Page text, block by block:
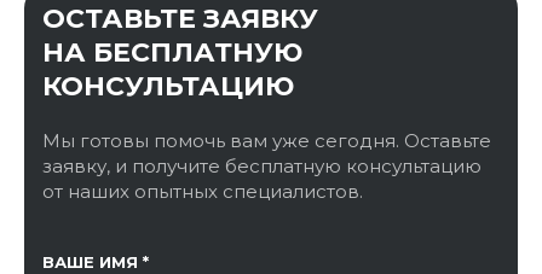
ОСТАВЬТЕ ЗАЯВКУ
НА БЕСПЛАТНУЮ
КОНСУЛЬТАЦИЮ
Мы готовы помочь вам уже сегодня. Оставьте
заявку, и получите бесплатную консультацию
от наших опытных специалистов.
ВАШЕ ИМЯ
ССЫЛКА НА СТРАНИЦУ